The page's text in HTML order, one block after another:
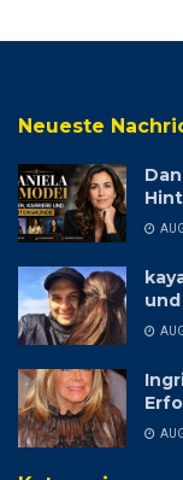
Neueste